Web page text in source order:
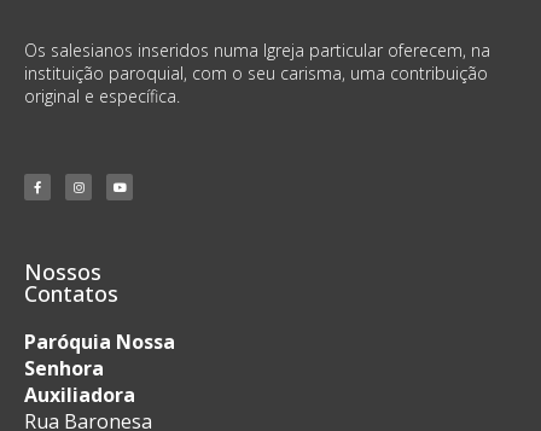
Os salesianos inseridos numa Igreja particular oferecem, na
instituição paroquial, com o seu carisma, uma contribuição
original e específica.
Nossos
Contatos
Paróquia Nossa
Senhora
Auxiliadora
Rua Baronesa